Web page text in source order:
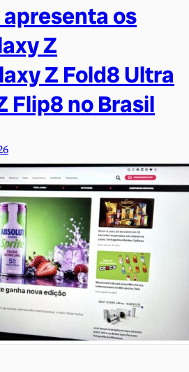
os
Z
Z Fold8 Ultra
Flip8 no Brasil